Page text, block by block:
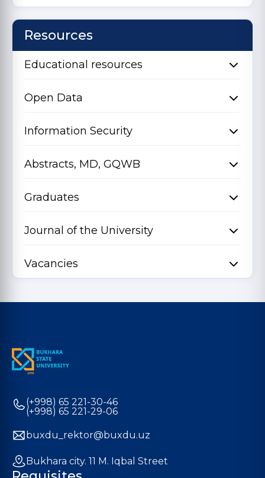
Resources
Educational resources
Open Data
Information Security
Abstracts, MD, GQWB
Graduates
Journal of the University
Vacancies
(+998) 65 221-30-46
(+998) 65 221-29-06
buxdu_rektor@buxdu.uz
Bukhara city. 11 M. Iqbal Street